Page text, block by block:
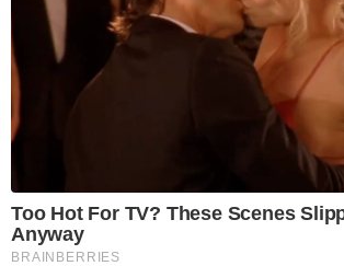
Too Hot For TV? These Scenes
Anyway
BRAINBERRIES